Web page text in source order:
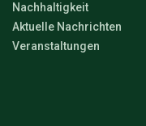
Nachhaltigkeit
Aktuelle Nachrichten
Veranstaltungen